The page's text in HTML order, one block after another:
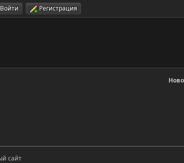
Войти Регистрация
сайт